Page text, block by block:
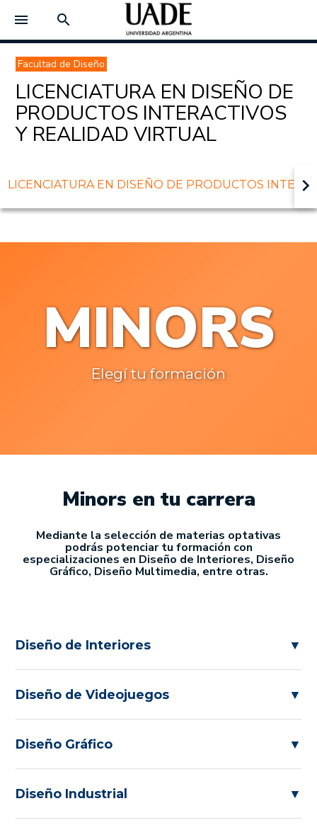
menu search
Facultad de Diseño
LICENCIATURA EN DISEÑO DE
PRODUCTOS INTERACTIVOS
Y REALIDAD VIRTUAL
LICENCIATURA EN DISEÑO DE PRODUCTOS keyboard_arrow_right
MINORS
Elegí tu formación
Minors en tu carrera
Mediante la selección de materias optativas
podrás potenciar tu formación con
especializaciones en Diseño de Interiores, Diseño
Gráfico, Diseño Multimedia, entre otras.
Diseño de Interiores ▼
Diseño de Videojuegos ▼
Diseño Gráfico ▼
Diseño Industrial ▼